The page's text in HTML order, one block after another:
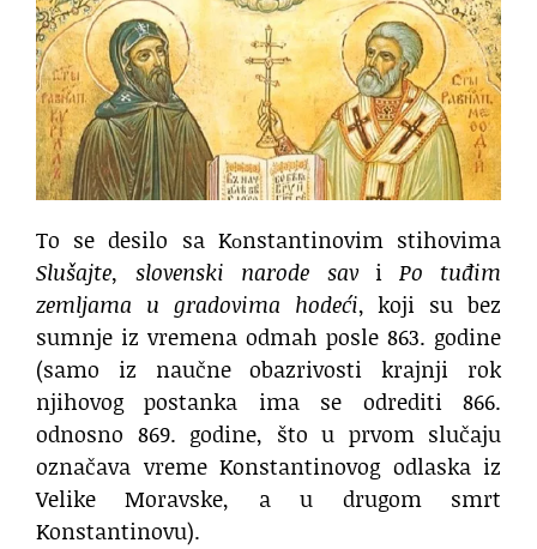
To se desilo sa Kоnstantinovim stihovima
Slušajte, slovenski narode savi Po tuđim
zemljama u gradovima hodeći, koji su bez
sumnje iz vremena odmah posle 863. godine
(samo iz naučne obazrivosti krajnji rok
njihovog postanka ima se odrediti 866.
odnosno 869. godine, što u prvom slučaju
označava vreme Konstantinovog odlaska iz
Velike Moravske, a u drugom smrt
Konstantinovu).